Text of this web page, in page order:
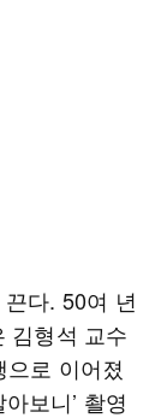
다. 50여 년
김형석 교수
로 이어졌
보니’ 촬영